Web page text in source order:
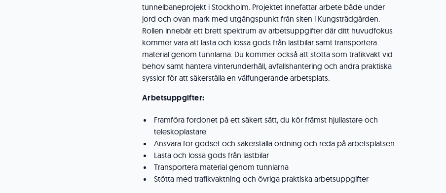
tunnelbaneprojekt i Stockholm. Projektet innefattar arbete både under
jord och ovan mark med utgångspunkt från siten i Kungsträdgården.
Rollen innebär ett brett spektrum av arbetsuppgifter där ditt huvudfokus
kommer vara att lasta och lossa gods från lastbilar samt transportera
material genom tunnlarna. Du kommer också att stötta som trafikvakt vid
behov samt hantera vinterunderhåll, avfallshantering och andra praktiska
sysslor för att säkerställa en välfungerande arbetsplats.
Arbetsuppgifter:
Framföra fordonet på ett säkert sätt, du kör främst hjullastare och
teleskoplastare
Ansvara för godset och säkerställa ordning och reda på arbetsplatsen
Lasta och lossa gods från lastbilar
Transportera material genom tunnlarna
Stötta med trafikvaktning och övriga praktiska arbetsuppgifter